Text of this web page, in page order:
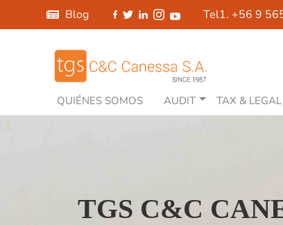
Blog Tel1. +56 9
QUIÉNES SOMOS AUDIT TAX & LEGAL
TGS C&C